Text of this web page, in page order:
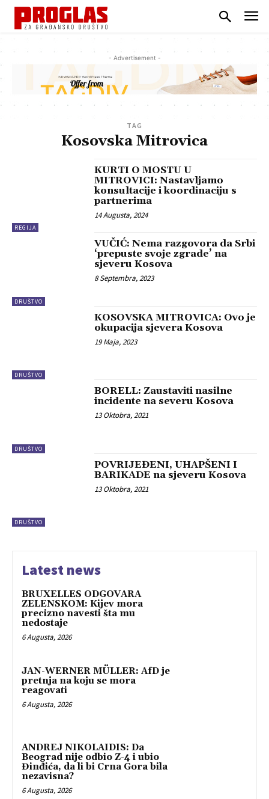
- Advertisement -
TAG
Kosovska Mitrovica
REGIJA
KURTI O MOSTU U
MITROVICI: Nastavljamo
konsultacije i koordinaciju s
partnerima
14 Augusta, 2024
DRUŠTVO
VUČIĆ: Nema razgovora da Srbi
‘prepuste svoje zgrade’ na
sjeveru Kosova
8 Septembra, 2023
DRUŠTVO
KOSOVSKA MITROVICA: Ovo je
okupacija sjevera Kosova
19 Maja, 2023
DRUŠTVO
BORELL: Zaustaviti nasilne
incidente na severu Kosova
13 Oktobra, 2021
DRUŠTVO
POVRIJEĐENI, UHAPŠENI I
BARIKADE na sjeveru Kosova
13 Oktobra, 2021
Latest news
BRUXELLES ODGOVARA
ZELENSKOM: Kijev mora
precizno navesti šta mu
nedostaje
6 Augusta, 2026
JAN-WERNER MÜLLER: AfD je
pretnja na koju se mora
reagovati
6 Augusta, 2026
ANDREJ NIKOLAIDIS: Da
Beograd nije odbio Z-4 i ubio
Đinđića, da li bi Crna Gora bila
nezavisna?
6 Augusta, 2026